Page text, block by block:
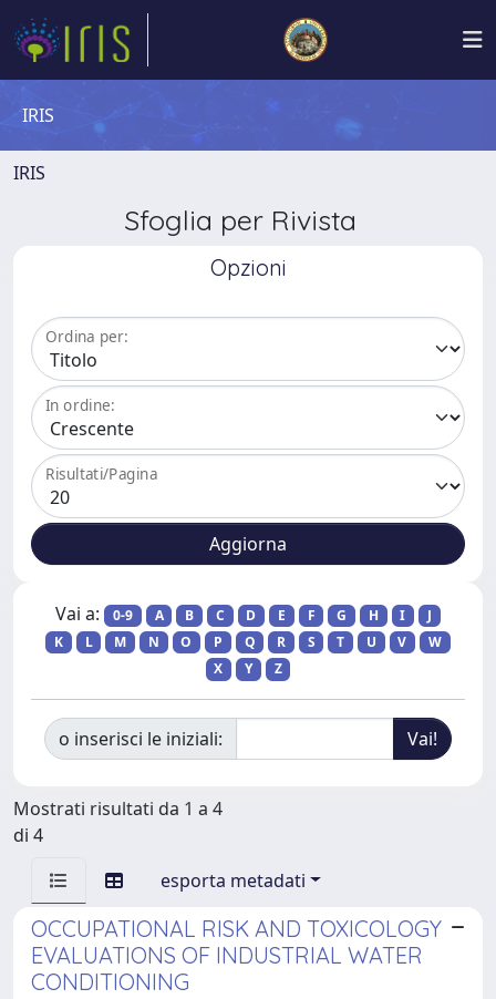
IRIS
IRIS
Sfoglia per Rivista
Opzioni
Ordina per:
In ordine:
Risultati/Pagina
Vai a: 0-9 A B C D E F G H I
J
K
L M N O P Q R S T U V
W
X
Y Z
o inserisci le iniziali:
Mostrati risultati da 1 a 4
di 4
esporta metadati
OCCUPATIONAL RISK AND TOXICOLOGY
EVALUATIONS OF INDUSTRIAL WATER
CONDITIONING